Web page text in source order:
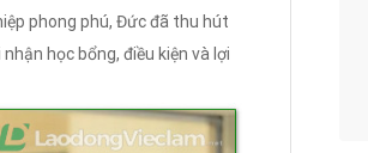
phong phú, Đức đã thu hút
học bổng, điều kiện và lợi